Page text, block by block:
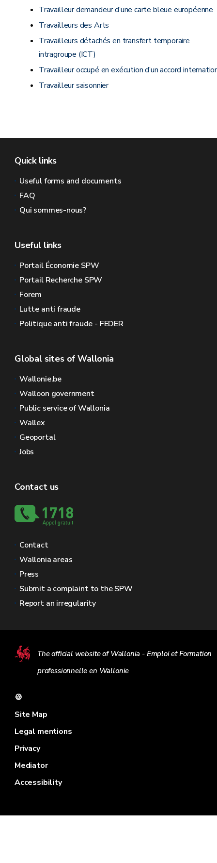
Travailleur demandeur d’une carte bleue européenne
Travailleurs des Arts
Travailleurs détachés en transfert temporaire
intragroupe (ICT)
Travailleur occupé en exécution d’un accord
Travailleur saisonnier
Quick links
Useful forms and documents
FAQ
Qui sommes-nous?
Useful links
Portail Économie SPW
Portail Recherche SPW
Forem
Lutte anti fraude
Politique anti fraude - FEDER
Global sites of Wallonia
Wallonie.be
Walloon government
Public service of Wallonia
Wallex
Geoportal
Jobs
Contact us
Contact
Wallonia areas
Press
Submit a complaint to the SPW
Report an irregularity
The official website of Wallonia - Emploi et Formation
professionnelle en Wallonie
🍪
Site Map
Legal mentions
Privacy
Mediator
Accessibility